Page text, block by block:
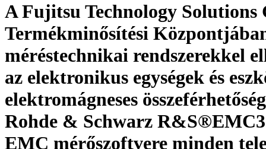
A Fujitsu Technology Solutions
Termékminősítési
méréstechnikai rendszerekkel
az elektronikus egységek és
elektromágneses
Rohde & Schwarz
EMC mérőszoftvere minden